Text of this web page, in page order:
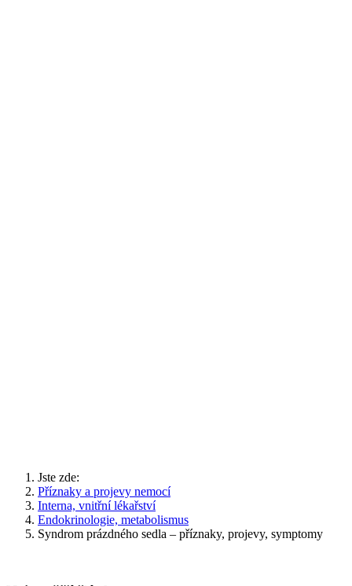
Jste zde:
Příznaky a projevy nemocí
Interna, vnitřní lékařství
Endokrinologie, metabolismus
Syndrom prázdného sedla – příznaky, projevy, symptomy